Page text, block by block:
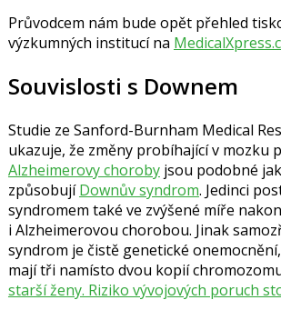
Průvodcem nám bude opět přehled
výzkumných institucí na
Souvislosti s Downem
Studie ze Sanford-Burnham Medical
ukazuje, že změny probíhající v mozku
Alzheimerovy chorobyjsou podobné
způsobujíDownův syndrom. Jedinci
syndromem také ve zvýšené míře
i Alzheimerovou chorobou. Jinak
syndrom je čistě genetické
mají tři namísto dvou kopií
starší ženy. Riziko vývojových poruch